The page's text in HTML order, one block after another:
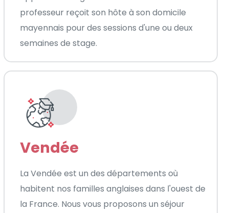
professeur reçoit son hôte à son domicile
mayennais pour des sessions d'une ou deux
semaines de stage.
Vendée
La Vendée est un des départements où
habitent nos familles anglaises dans l'ouest de
la France. Nous vous proposons un séjour